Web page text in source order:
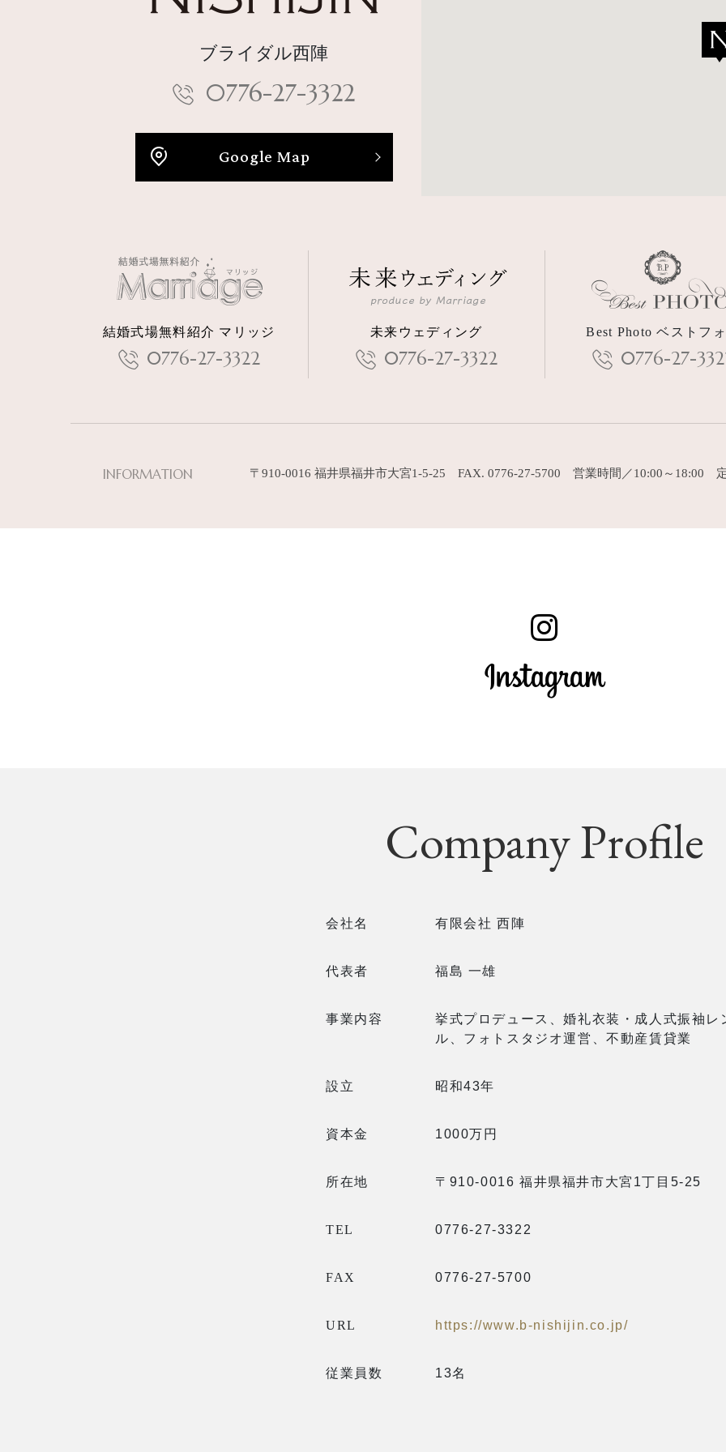
ブライダル西陣
0776-27-3322
Google Map
結婚式場無料紹介 マリッジ
0776-27-3322
未来ウェディング
0776-27-3322
Best Photo ベストフ
0776-27-
INFORMATION 〒910-0016 福井県福井市大宮1-5-25 FAX. 0776-27-5700 営業時間／10:00～18:00
Company Profile
会社名 有限会社 西陣
代表者 福島 一雄
事業内容
挙式プロデュース、婚礼衣装・成人式振袖レ
ル、フォトスタジオ運営、不動産賃貸業
設立 昭和43年
資本金 1000万円
所在地 〒910-0016 福井県福井市大宮1丁目5-25
TEL 0776-27-3322
FAX 0776-27-5700
URL https://www.b-nishijin.co.jp/
従業員数 13名